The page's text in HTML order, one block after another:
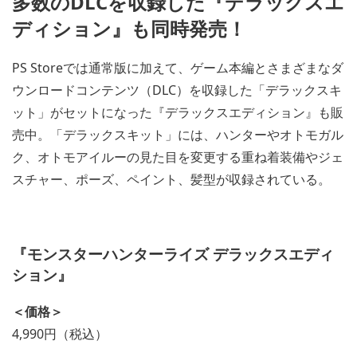
ディション』も同時発売！
PS Storeでは通常版に加えて、ゲーム本編とさまざまなダ
ウンロードコンテンツ（DLC）を収録した「デラックスキ
ット」がセットになった『デラックスエディション』も販
売中。「デラックスキット」には、ハンターやオトモガル
ク、オトモアイルーの見た目を変更する重ね着装備やジェ
スチャー、ポーズ、ペイント、髪型が収録されている。
『モンスターハンターライズ デラックスエディ
ション』
＜価格＞
4,990円（税込）